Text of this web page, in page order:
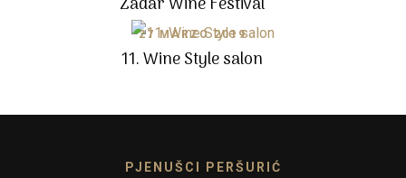
27 MARZO 2019
11. Wine Style salon
PJENUŠCI PERŠURIĆ